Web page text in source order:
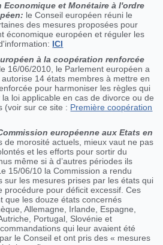
et Monétaire à l'ordre
le Conseil européen réuni le
des mesures proposées pour
économique européen et réguler les
ICI
à la coopération renforcée
le 16/06/2010, le Parlement européen a
14 états membres à mettre en
pour harmoniser les règles qui
loi applicable en cas de divorce ou de
(voir sur ce site : Première coopération
européenne aux Etats en
de morosité actuels, mieux vaut ne pas
et les efforts pour sortir du
même si à d’autres périodes ils
15/06/10 la Commission a rendu
sur les mesures prises par les états qui
procédure pour déficit excessif. Ces
que les douze états concernés
Allemagne, Irlande, Espagne,
Portugal, Slovénie et
qui leur avaient été
le Conseil et ont pris des « mesures